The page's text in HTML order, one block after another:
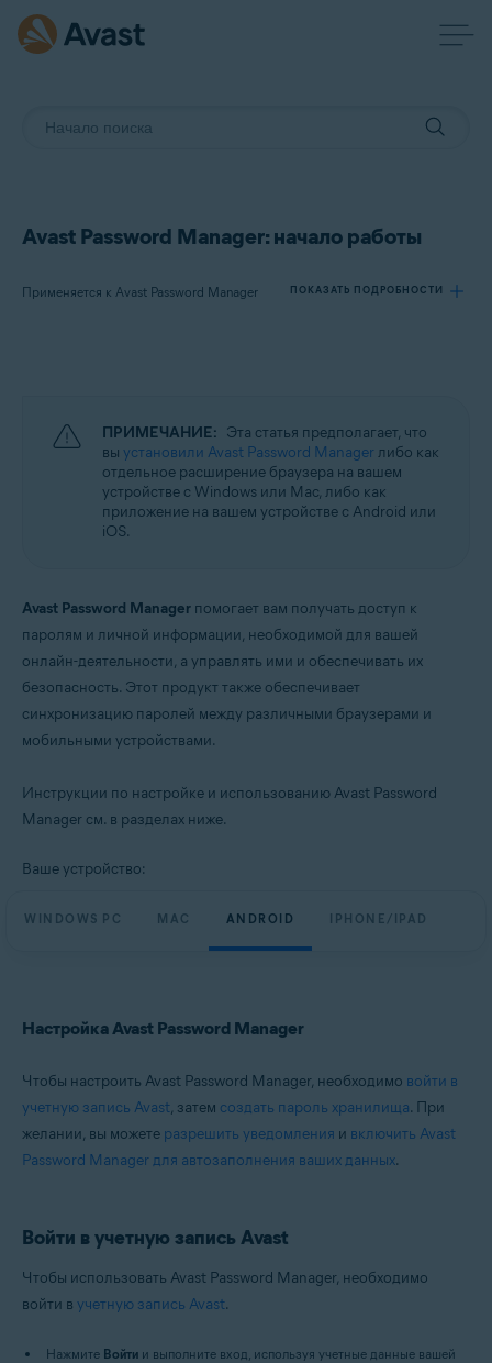
Avast Password Manager: начало работы
Применяется к Avast Password Manager ПОКАЗАТЬ ПОДРОБНОСТИ
Операционные системы:
Windows, macOS, Android и iOS
ПРИМЕЧАНИЕ: Эта статья предполагает, что
вы установили Avast Password Managerлибо как
отдельное расширение браузера на вашем
устройстве с Windows или Mac, либо как
приложение на вашем устройстве с Android или
iOS.
Avast Password Manager помогает вам получать доступ к
паролям и личной информации, необходимой для вашей
онлайн-деятельности, а управлять ими и обеспечивать их
безопасность. Этот продукт также обеспечивает
синхронизацию паролей между различными браузерами и
мобильными устройствами.
Инструкции по настройке и использованию Avast Password
Manager см. в разделах ниже.
Ваше устройство:
WINDOWS PC MAC ANDROID IPHONE/IPAD
Настройка Avast Password Manager
Чтобы настроить Avast Password Manager, необходимо войти в
учетную запись Avast, затем создать пароль хранилища. При
желании, вы можете разрешить уведомления и включить Avast
Password Manager для автозаполнения ваших данных.
Войти в учетную запись Avast
Чтобы использовать Avast Password Manager, необходимо
войти в учетную запись Avast.
Нажмите Войти и выполните вход, используя учетные данные вашей